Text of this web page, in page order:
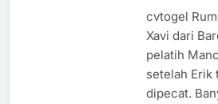
cvtogel
Xavi dari
pelatih
setelah Erik
dipecat.